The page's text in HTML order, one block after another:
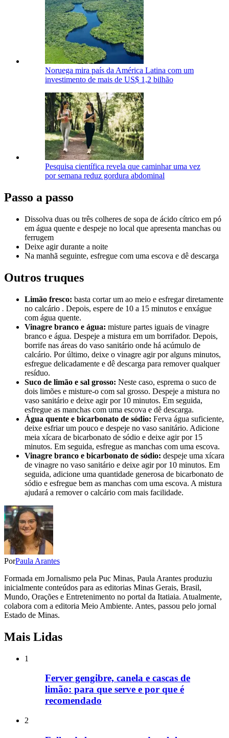
Noruega mira país da América Latina com um
investimento de mais de US$ 1,2 bilhão
Pesquisa científica revela que caminhar uma vez
por semana reduz gordura abdominal
Passo a passo
Dissolva duas ou três colheres de sopa de ácido cítrico em pó
em água quente e despeje no local que apresenta manchas ou
ferrugem
Deixe agir durante a noite
Na manhã seguinte, esfregue com uma escova e dê descarga
Outros truques
Limão fresco: basta cortar um ao meio e esfregar diretamente
no calcário . Depois, espere de 10 a 15 minutos e enxágue
com água quente.
Vinagre branco e água: misture partes iguais de vinagre
branco e água. Despeje a mistura em um borrifador. Depois,
borrife nas áreas do vaso sanitário onde há acúmulo de
calcário. Por último, deixe o vinagre agir por alguns minutos,
esfregue delicadamente e dê descarga para remover qualquer
resíduo.
Suco de limão e sal grosso: Neste caso, esprema o suco de
dois limões e misture-o com sal grosso. Despeje a mistura no
vaso sanitário e deixe agir por 10 minutos. Em seguida,
esfregue as manchas com uma escova e dê descarga.
Água quente e bicarbonato de sódio: Ferva água suficiente,
deixe esfriar um pouco e despeje no vaso sanitário. Adicione
meia xícara de bicarbonato de sódio e deixe agir por 15
minutos. Em seguida, esfregue as manchas com uma escova.
Vinagre branco e bicarbonato de sódio: despeje uma xícara
de vinagre no vaso sanitário e deixe agir por 10 minutos. Em
seguida, adicione uma quantidade generosa de bicarbonato de
sódio e esfregue bem as manchas com uma escova. A mistura
ajudará a remover o calcário com mais facilidade.
PorPaula Arantes
Formada em Jornalismo pela Puc Minas, Paula Arantes produziu
inicialmente conteúdos para as editorias Minas Gerais, Brasil,
Mundo, Orações e Entretenimento no portal da Itatiaia. Atualmente,
colabora com a editoria Meio Ambiente. Antes, passou pelo jornal
Estado de Minas.
Mais Lidas
1
Ferver gengibre, canela e cascas de
limão: para que serve e por que é
recomendado
2